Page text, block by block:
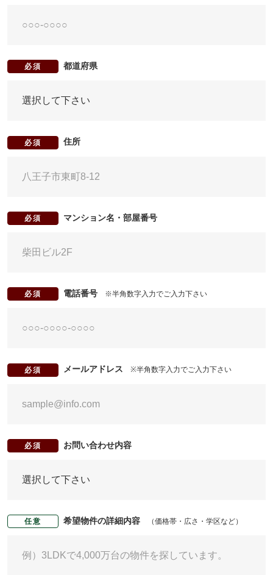
必須 都道府県
必須 住所
必須 マンション名・部屋番号
必須 電話番号 ※半角数字入力でご入力下さい
必須 メールアドレス ※半角数字入力でご入力下さい
必須 お問い合わせ内容
任意 希望物件の詳細内容 （価格帯・広さ・学区など）